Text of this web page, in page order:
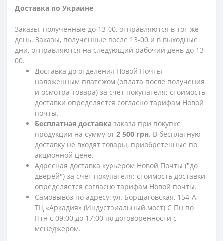
Доставка по Украине
Заказы, полученные до 13-00, отправляются в тот же
день. Заказы, полученные после 13-00 и в выходные
дни, отправляются на следующий рабочий день до 13-
00.
Доставка до отделения Новой Почты
наложенным платежом (оплата после получения
и осмотра товара) за счет покупателя; стоимость
доставки определяется согласно тарифам Новой
почты.
Бесплатная доставка заказа при покупке
продукции на сумму от 2 500 грн. В бесплатную
доставку не входят товары, приобретенные по
акционной цене.
Адресная доставка курьером Новой Почты ("до
дверей") за счет покупателя; стоимость доставки
определяется согласно тарифам Новой почты.
Самовывоз по адресу: ул. Борщаговская, 154-А,
ТЦ «Аркадия» (Индустриальный мост) С Пн по
Птн с 09:00 до 17:00 по договоренности с
менеджером.